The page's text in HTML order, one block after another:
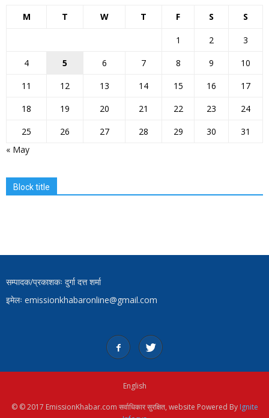
M T W T F S S
1 2
3
4
5 6 7 8 9
10
11
12 13 14 15 16
17
18
19 20 21 22 23
24
25
26 27 28 29 30
31
« May
Block title
सम्पादक/प्रकाशकः दुर्गा दत्त शर्मा
इमेलः emissionkhabaronline@gmail.com
English
© © 2017 EmissionKhabar.com सर्वाधिकार सुरक्षित, website Powered By Ignite